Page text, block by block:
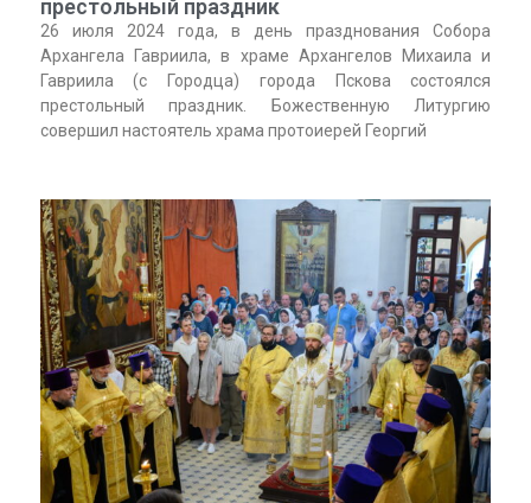
престольный праздник
26 июля 2024 года, в день празднования Собора
Архангела Гавриила, в храме Архангелов Михаила и
Гавриила (с Городца) города Пскова состоялся
престольный праздник. Божественную Литургию
совершил настоятель храма протоиерей Георгий